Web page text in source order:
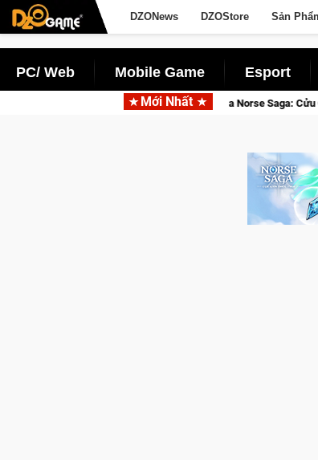
DZONews DZOStore Sản
PC/ Web Mobile Game Esport
Mới Nhất
Gia Nhập Closed Beta Norse Saga: Cửu Giới Thức Tỉnh,